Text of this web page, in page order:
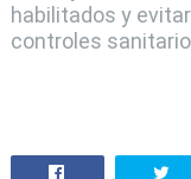
habilitados y
controles